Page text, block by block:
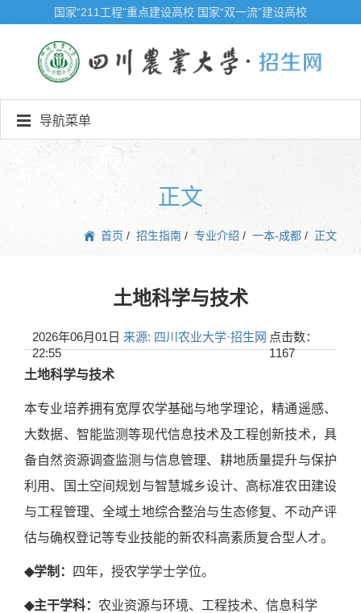
国家“211工程”重点建设高校 国家“双一流”建设高校
导航菜单
正文
首页 / 招生指南 / 专业介绍 / 一本-成都 / 正文
土地科学与技术
2026年06月01日
22:55
来源: 四川农业大学·招生网 点击数：
1167
土地科学与技术
本专业培养拥有宽厚农学基础与地学理论，精通遥感、
大数据、智能监测等现代信息技术及工程创新技术，具
备自然资源调查监测与信息管理、耕地质量提升与保护
利用、国土空间规划与智慧城乡设计、高标准农田建设
与工程管理、全域土地综合整治与生态修复、不动产评
估与确权登记等专业技能的新农科高素质复合型人才。
◆学制： 四年，授农学学士学位。
◆主干学科： 农业资源与环境、工程技术、信息科学